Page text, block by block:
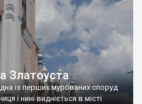
Златоуста
із перших мурованих споруд
і нині видніється в місті